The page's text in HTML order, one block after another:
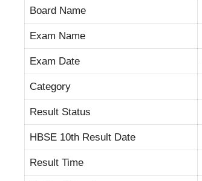
Board Name
Exam Name
Exam Date
Category
Result Status
HBSE 10th Result Date
Result Time